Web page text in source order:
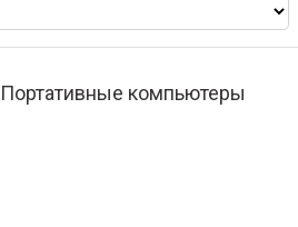
Портативные компьютеры